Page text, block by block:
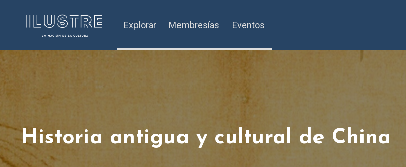
Explorar Membresías Eventos
Historia antigua y cultural de China